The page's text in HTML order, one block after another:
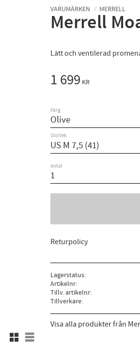
VARUMÄRKEN MERRELL
Merrell
Lätt och ventilerad
Rutnätsvy
Listvy
1 699 KR
Färg
Storlek
Antal
Returpolicy
Lagerstatus
Artikelnr
Tillv. artikelnr
Tillverkare
Visa alla produkter från